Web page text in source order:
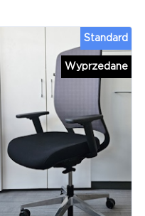
Wyprzedane
Standard